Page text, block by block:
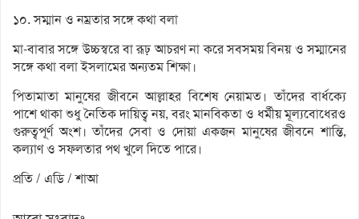
১০. সম্মান ও নম্রতার সঙ্গে কথা বলা
মা-বাবার সঙ্গে উচ্চস্বরে বা রূঢ় আচরণ না করে সবসময় বিনয় ও সম্মানের
সঙ্গে কথা বলা ইসলামের অন্যতম শিক্ষা।
পিতামাতা মানুষের জীবনে আল্লাহর বিশেষ নেয়ামত। তাঁদের বার্ধক্যে
পাশে থাকা শুধু নৈতিক দায়িত্ব নয়, বরং মানবিকতা ও ধর্মীয় মূল্যবোধেরও
গুরুত্বপূর্ণ অংশ। তাঁদের সেবা ও দোয়া একজন মানুষের জীবনে শান্তি,
কল্যাণ ও সফলতার পথ খুলে দিতে পারে।
প্রতি / এডি / শাআ